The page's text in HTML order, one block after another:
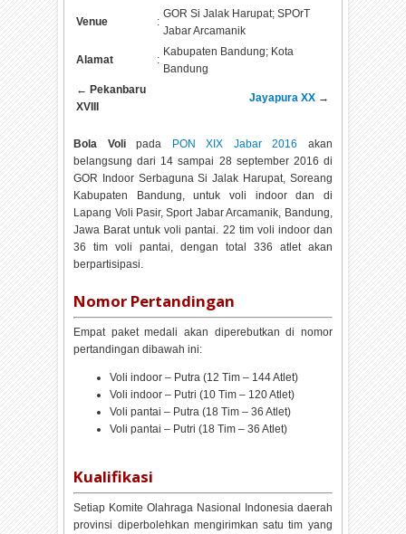
Venue :
GOR Si Jalak Harupat; SPOrT
Jabar Arcamanik
Alamat :
Kabupaten Bandung; Kota
Bandung
← Pekanbaru
XVIII
Jayapura XX →
Bola Volipada PON XIX Jabar 2016 akan
belangsung dari 14 sampai 28 september 2016 di
GOR Indoor Serbaguna Si Jalak Harupat, Soreang
Kabupaten Bandung, untuk voli indoor dan di
Lapang Voli Pasir, Sport Jabar Arcamanik, Bandung,
Jawa Barat untuk voli pantai. 22 tim voli indoor dan
36 tim voli pantai, dengan total 336 atlet akan
berpartisipasi.
Nomor Pertandingan
Empat paket medali akan diperebutkan di nomor
pertandingan dibawah ini:
Voli indoor – Putra (12 Tim – 144 Atlet)
Voli indoor – Putri (10 Tim – 120 Atlet)
Voli pantai – Putra (18 Tim – 36 Atlet)
Voli pantai – Putri (18 Tim – 36 Atlet)
Kualifikasi
Setiap Komite Olahraga Nasional Indonesia daerah
provinsi diperbolehkan mengirimkan satu tim yang